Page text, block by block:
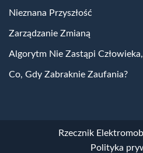
Nieznana Przyszłość
Zarządzanie Zmianą
Algorytm Nie Zastąpi
Co, Gdy Zabraknie Zaufania?
Rzecznik
Polityka